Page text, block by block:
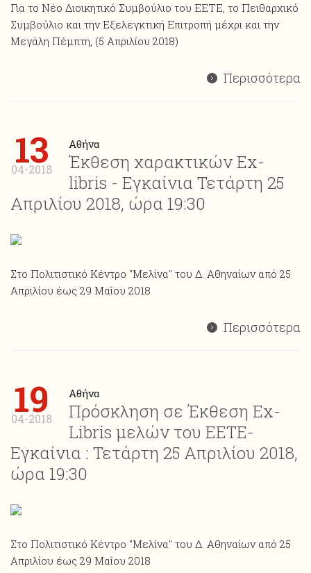
Για το Νέο Διοικητικό Συμβούλιο του ΕΕΤΕ, το Πειθαρχικό
Συμβούλιο και την Εξελεγκτική Επιτροπή μέχρι και την
Μεγάλη Πέμπτη, (5 Απριλίου 2018)
Περισσότερα
13
04-2018
Αθήνα
Έκθεση χαρακτικών Ex-
libris - Εγκαίνια Τετάρτη 25
Απριλίου 2018, ώρα 19:30
Στο Πολιτιστικό Κέντρο "Μελίνα" του Δ. Αθηναίων από 25
Απριλίου έως 29 Μαΐου 2018
Περισσότερα
19
04-2018
Αθήνα
Πρόσκληση σε Έκθεση Ex-
Libris μελών του ΕΕΤΕ-
Εγκαίνια : Τετάρτη 25 Απριλίου 2018,
ώρα 19:30
Στο Πολιτιστικό Κέντρο "Μελίνα" του Δ. Αθηναίων από 25
Απριλίου έως 29 Μαΐου 2018